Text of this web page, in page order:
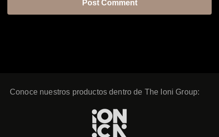
Conoce nuestros productos dentro de The Ioni Group: